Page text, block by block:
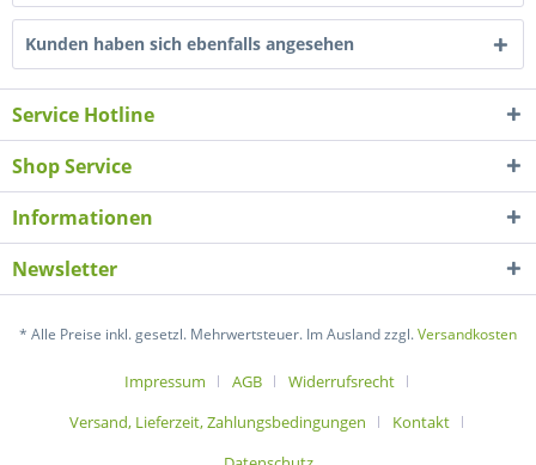
Kunden haben sich ebenfalls angesehen
Service Hotline
Shop Service
Informationen
Newsletter
* Alle Preise inkl. gesetzl. Mehrwertsteuer. Im Ausland zzgl.Versandkosten
Impressum AGB
Widerrufsrecht
Versand, Lieferzeit, Zahlungsbedingungen
Kontakt